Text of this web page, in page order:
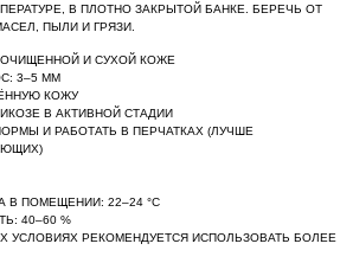
В ПЛОТНО ЗАКРЫТОЙ БАНКЕ. БЕРЕЧЬ ОТ
ПЫЛИ И ГРЯЗИ.
И СУХОЙ КОЖЕ
3–5 ММ
КОЖУ
В АКТИВНОЙ СТАДИИ
И РАБОТАТЬ В ПЕРЧАТКАХ (ЛУЧШЕ
В ПОМЕЩЕНИИ: 22–24 °C
40–60 %
УСЛОВИЯХ РЕКОМЕНДУЕТСЯ ИСПОЛЬЗОВАТЬ БОЛЕЕ